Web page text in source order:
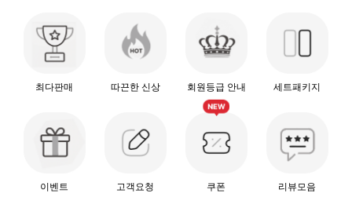
최다판매 따끈한 신상 회원등급 안내 세트패키지
이벤트 고객요청 쿠폰 리뷰모음